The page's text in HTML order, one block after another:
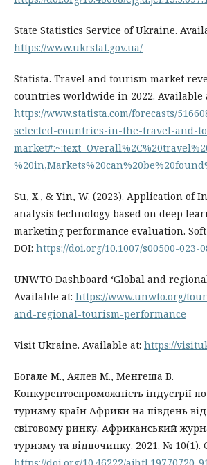
State Statistics Service of Ukraine.
https://www.ukrstat.gov.ua/
Statista. Travel and tourism market
countries worldwide in 2022. Available
https://www.statista.com/forecasts/
selected-countries-in-the-travel-and-
Su, X., & Yin, W. (2023). Application of
analysis technology based on deep
marketing performance evaluation. Soft
DOI: https://doi.org/10.1007/s00500-023-
UNWTO Dashboard ‘Global and
Available at: https://www.unwto.org/
and-regional-tourism-performance
Visit Ukraine. Available at: https://
Богале М., Аялев М., Менгеша В.
Конкурентоспроможність індустрії
туризму країн Африки на південь
світовому ринку. Африканський
туризму та відпочинку. 2021. № 10(1).
https://doi.org/10.46222/ajhtl.19770720-